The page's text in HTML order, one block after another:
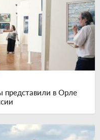
представили в Орле